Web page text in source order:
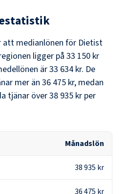
att medianlönen för Dietist
ligger på 33 150 kr
är33 634 kr. De
mer än 36 475 kr, medan
tjänar över38 935 kr per
Månadslön
38 935 kr
36 475 kr